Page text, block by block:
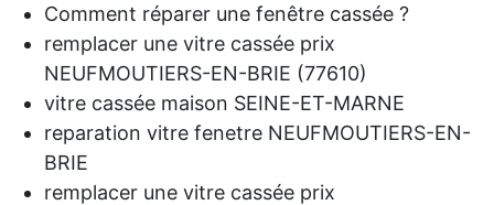
Comment réparer une fenêtre cassée ?
remplacer une vitre cassée prix
NEUFMOUTIERS-EN-BRIE (77610)
vitre cassée maison SEINE-ET-MARNE
reparation vitre fenetre NEUFMOUTIERS-EN-
BRIE
remplacer une vitre cassée prix